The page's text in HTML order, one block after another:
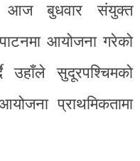
आज बुधवार संयुक्त
आयोजना गरेको
उहाँले सुदूरपश्चिमको
प्राथमिकतामा